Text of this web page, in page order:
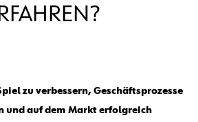
zu verbessern, Geschäftsprozesse
und auf dem Markt erfolgreich